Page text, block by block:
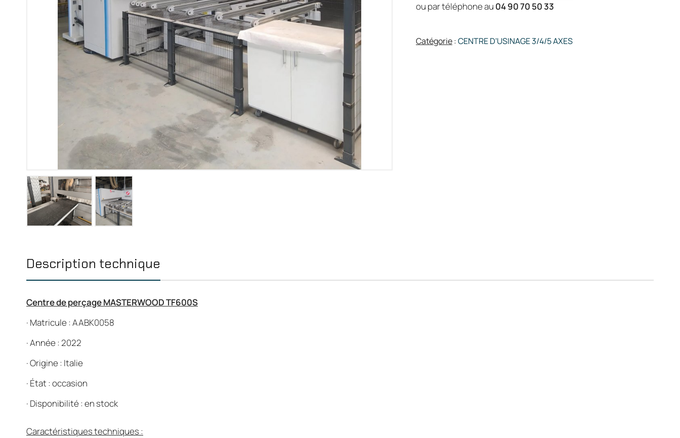
ou par téléphone au 04 90 70 50 33
Catégorie:CENTRE D'USINAGE 3/4/5 AXES
Description technique
Centre de perçage MASTERWOOD TF600S
· Matricule : AABK0058
·Année : 2022
·Origine : Italie
· État : occasion
· Disponibilité : en stock
Caractéristiques techniques :